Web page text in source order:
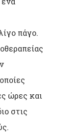
πάγο.
ώρες και
στις